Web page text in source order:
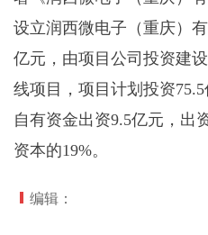
设立润西微电子（重庆）
亿元，由项目公司投资建
线项目，项目计划投资
自有资金出资9.5亿元，出
资本的19%。
编辑：